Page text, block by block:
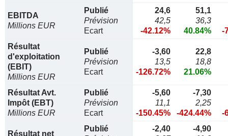
EBITDA
Millions EUR
Publié
Prévision
Ecart
24,6
42,5
-42.12%
51,1
36,3
40.84%
-
Résultat
d'exploitation
(EBIT)
Millions EUR
Publié
Prévision
Ecart
-3,60
13,5
-126.72%
22,8
18,8
21.06%
Résultat Avt.
Impôt (EBT)
Millions EUR
Publié
Prévision
Ecart
-5,60
11,1
-150.45%
-7,30
2,25
-424.44%
-
Résultat net
Publié
-2,40
-4,90